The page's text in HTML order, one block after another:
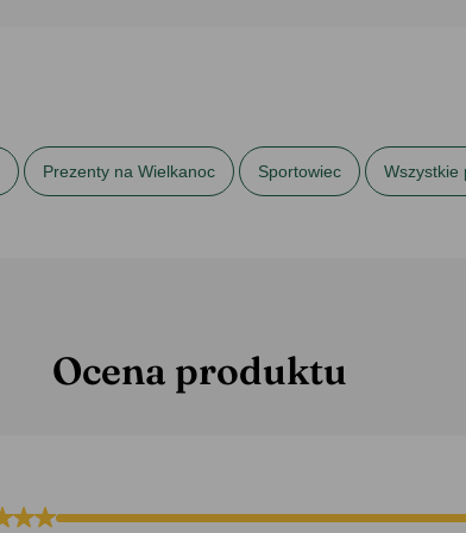
Prezenty na Wielkanoc Sportowiec Wszystkie
Ocena produktu